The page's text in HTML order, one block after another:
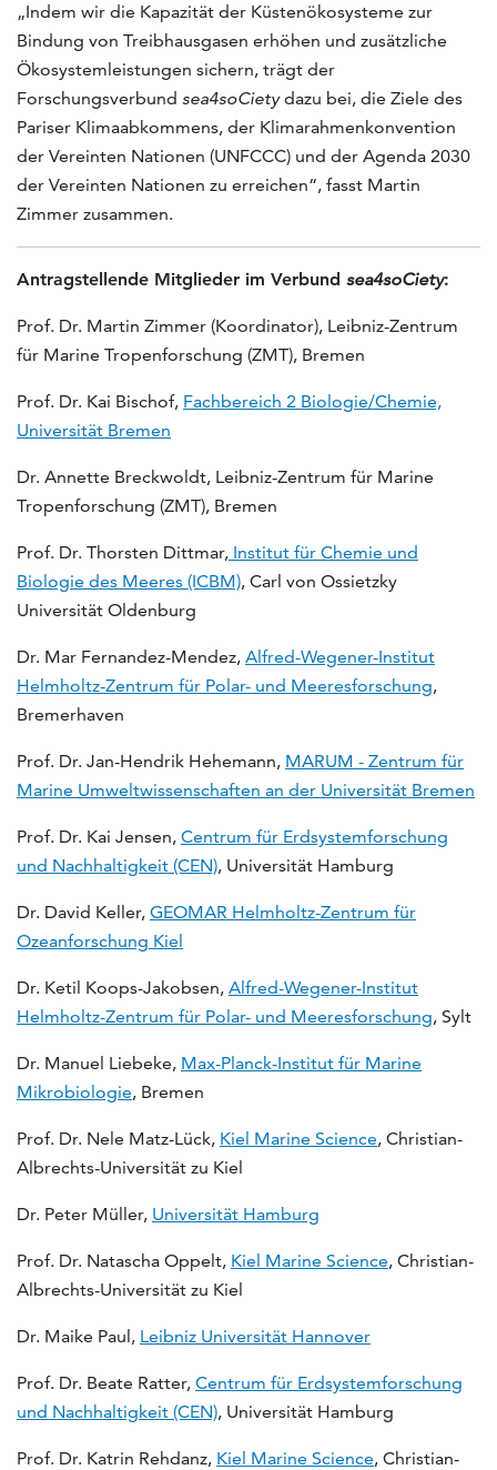
„Indem wir die Kapazität der Küstenökosysteme zur
Bindung von Treibhausgasen erhöhen und zusätzliche
Ökosystemleistungen sichern, trägt der
Forschungsverbund sea4soCietydazu bei, die Ziele des
Pariser Klimaabkommens, der Klimarahmenkonvention
der Vereinten Nationen (UNFCCC) und der Agenda 2030
der Vereinten Nationen zu erreichen“, fasst Martin
Zimmer zusammen.
Antragstellende Mitglieder im Verbund sea4soCiety:
Prof. Dr. Martin Zimmer (Koordinator), Leibniz-Zentrum
für Marine Tropenforschung (ZMT), Bremen
Prof. Dr. Kai Bischof, Fachbereich 2 Biologie/Chemie,
Universität Bremen
Dr. Annette Breckwoldt, Leibniz-Zentrum für Marine
Tropenforschung (ZMT), Bremen
Prof. Dr. Thorsten Dittmar, Institut für Chemie und
Biologie des Meeres (ICBM), Carl von Ossietzky
Universität Oldenburg
Dr. Mar Fernandez-Mendez, Alfred-Wegener-Institut
Helmholtz-Zentrum für Polar- und Meeresforschung,
Bremerhaven
Prof. Dr. Jan-Hendrik Hehemann, MARUM - Zentrum für
Marine Umweltwissenschaften an der Universität Bremen
Prof. Dr. Kai Jensen, Centrum für Erdsystemforschung
und Nachhaltigkeit (CEN), Universität Hamburg
Dr. David Keller, GEOMAR Helmholtz-Zentrum für
Ozeanforschung Kiel
Dr. Ketil Koops-Jakobsen, Alfred-Wegener-Institut
Helmholtz-Zentrum für Polar- und Meeresforschung, Sylt
Dr. Manuel Liebeke, Max-Planck-Institut für Marine
Mikrobiologie, Bremen
Prof. Dr. Nele Matz-Lück, Kiel Marine Science, Christian-
Albrechts-Universität zu Kiel
Dr. Peter Müller, Universität Hamburg
Prof. Dr. Natascha Oppelt, Kiel Marine Science, Christian-
Albrechts-Universität zu Kiel
Dr. Maike Paul, Leibniz Universität Hannover
Prof. Dr. Beate Ratter, Centrum für Erdsystemforschung
und Nachhaltigkeit (CEN), Universität Hamburg
Prof. Dr. Katrin Rehdanz, Kiel Marine Science, Christian-